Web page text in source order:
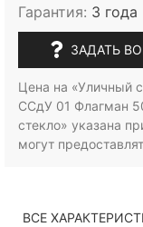
Гарантия: 3 года
ЗАДАТЬ
Цена на «Уличный
ССдУ 01 Флагман
стекло» указана
могут
ВСЕ